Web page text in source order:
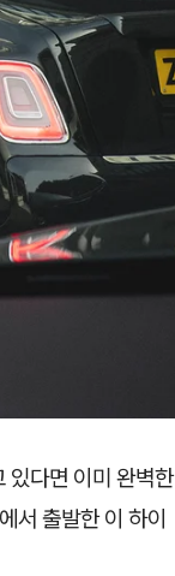
있다면 이미 완벽한
서 출발한 이 하이